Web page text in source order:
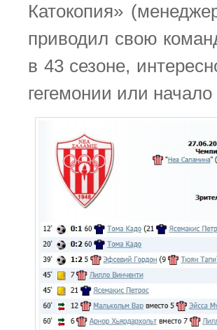
Катокопия»
приводил свою
в 43 сезоне,
гегемонии или